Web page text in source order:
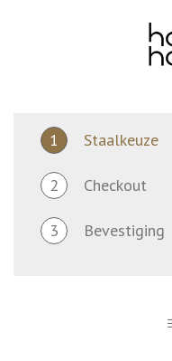
1 Staalkeuze
2 Checkout
3 Bevestiging